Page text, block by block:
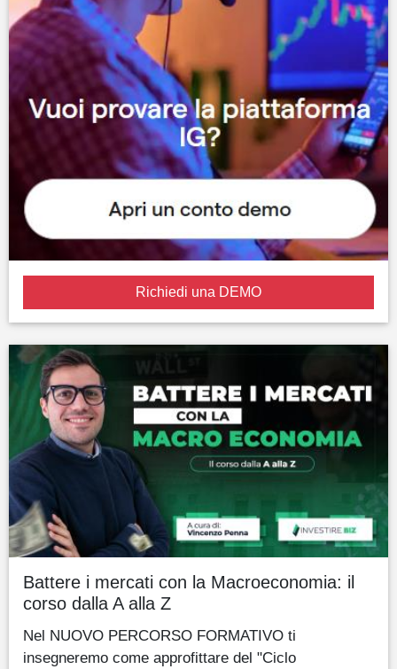
Richiedi una DEMO
Battere i mercati con la Macroeconomia: il
corso dalla A alla Z
Nel NUOVO PERCORSO FORMATIVO ti
insegneremo come approfittare del "Ciclo